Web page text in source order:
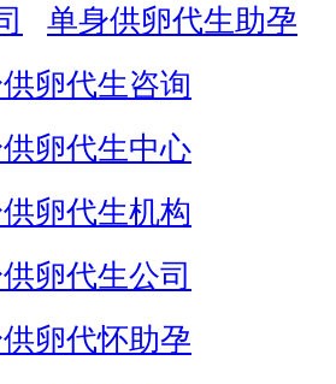
单身供卵代生助孕
卵代生咨询
卵代生中心
卵代生机构
卵代生公司
卵代怀助孕